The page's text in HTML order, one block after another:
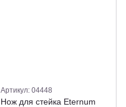
Артикул: 04448
Нож для стейка Eternum